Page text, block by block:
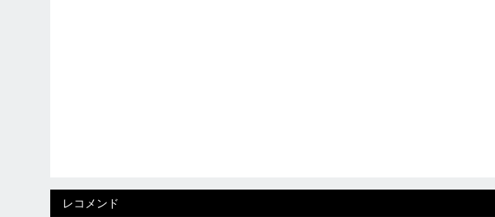
レコメンド